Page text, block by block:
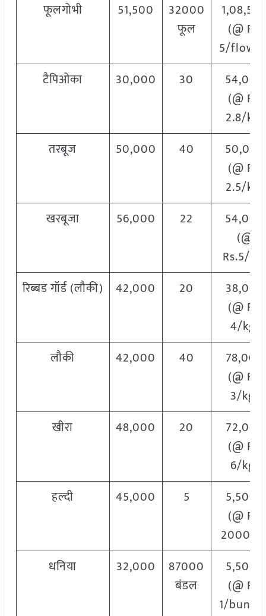
फूलगोभी
51,500
32000
फूल
(@ Rs.
5/
टैपिओका
30,000 30
54,000
(@ Rs.
2.8/kg)
तरबूज
50,000 40
50,000
(@ Rs.
2.5/kg)
खरबूजा
56,000 22
54,000
(@
Rs.5/
रिब्बड गॉर्ड (लौकी)
42,000 20
38,000
(@ Rs.
4/kg)
लौकी
42,000 40
78,000
(@ Rs.
3/kg)
खीरा
48,000 20
72,000
(@ Rs.
6/kg)
हल्दी
45,000 5
5,5000
(@ Rs.
2000/
धनिया
32,000
87000
बंडल
5,5000
(@ Rs.
1/